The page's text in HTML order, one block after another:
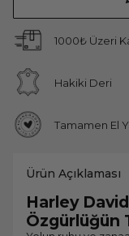
1000₺ Üzeri
Hakiki Deri
Tamamen El
Ürün Açıklaması
Harley
Özgürlüğün